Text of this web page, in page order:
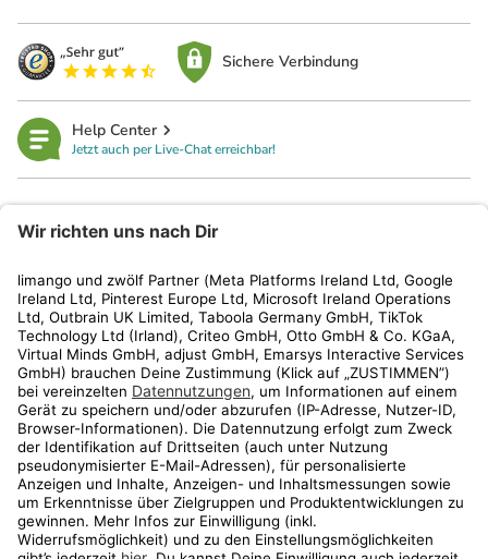
Sichere Verbindung
Help Center
Jetzt auch per Live-Chat erreichbar!
Kundenservice
Shop
Aktionen
Travel